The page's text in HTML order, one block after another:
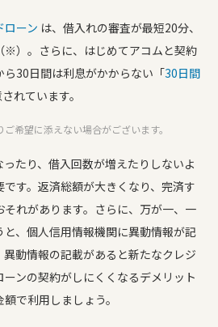
ローン は、借入れの審査が最短20分、
※）。さらに、はじめてアコムと契約
30日間は利息がかからない「30日間
れています。
希望に添えない場合がございます。
たり、借入回数が増えたりしないよ
す。返済総額が大きくなり、完済す
れがあります。さらに、万が一、一
、個人信用情報機関に異動情報が記
動情報の記載があると新たなクレジ
ンの契約がしにくくなるデメリット
で利用しましょう。